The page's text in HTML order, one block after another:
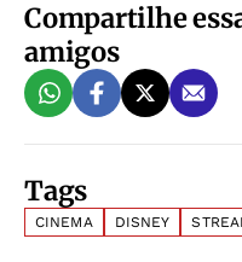
Compartilhe
amigos
Tags
CINEMA DISNEY